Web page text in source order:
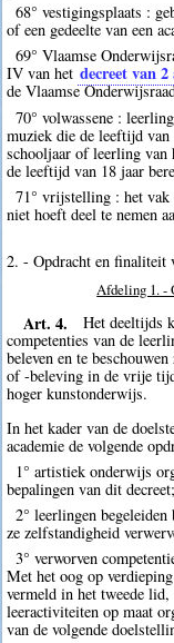
68° vestigingsplaats :
of een gedeelte van een
69° Vlaamse
IV van het decreet van
de Vlaamse
70° volwassene :
muziek die de leeftijd
schooljaar of leerling van
de leeftijd van 18 jaar
71° vrijstelling : het vak
niet hoeft deel te nemen
2. - Opdracht en finaliteit
Afdeling 1. -
Art. 4.
Het deeltijds
competenties van de
beleven en te
of -beleving in de vrije
hoger kunstonderwijs.
In het kader van de
academie de volgende
1° artistiek onderwijs
bepalingen van dit decreet;
2° leerlingen
ze zelfstandigheid
3° verworven
Met het oog op
vermeld in het tweede lid,
leeractiviteiten op maat
van de volgende